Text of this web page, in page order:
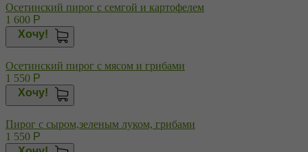
Осетинский пирог с семгой и картофелем
1 600 Р
Хочу!
Осетинский пирог с мясом и грибами
1 550 Р
Хочу!
Пирог с сыром,зеленым луком, грибами
1 550 Р